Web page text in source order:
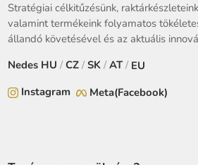
Stratégiai célkitűzésünk,
valamint termékeink folyamatos
állandó követésével és az aktuális
Nedes HU /CZ /SK / AT/ EU
Instagram
Meta(Facebook)